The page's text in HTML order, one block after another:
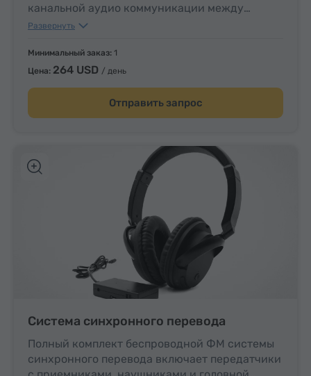
канальной аудио коммуникации между
участниками и переводчиками. Действует
2-х переводчиков. Легко переносится и
устанавливается. Размер: 160 x 156 x 203 см.
Развернуть
Минимальный заказ: 1
Цена: 264 USD / день
Отправить запрос
Система синхронного перевода
Полный комплект беспроводной ФМ системы
синхронного перевода включает передатчики